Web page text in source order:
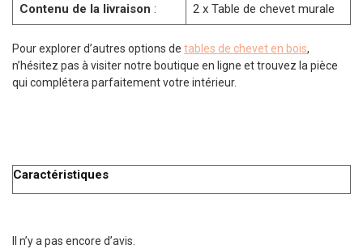
Contenu de la livraison : 2 x Table de chevet murale
Pour explorer d’autres options de tables de chevet en bois,
n’hésitez pas à visiter notre boutique en ligne et trouvez la pièce
qui complétera parfaitement votre intérieur.
Caractéristiques
Il n’y a pas encore d’avis.